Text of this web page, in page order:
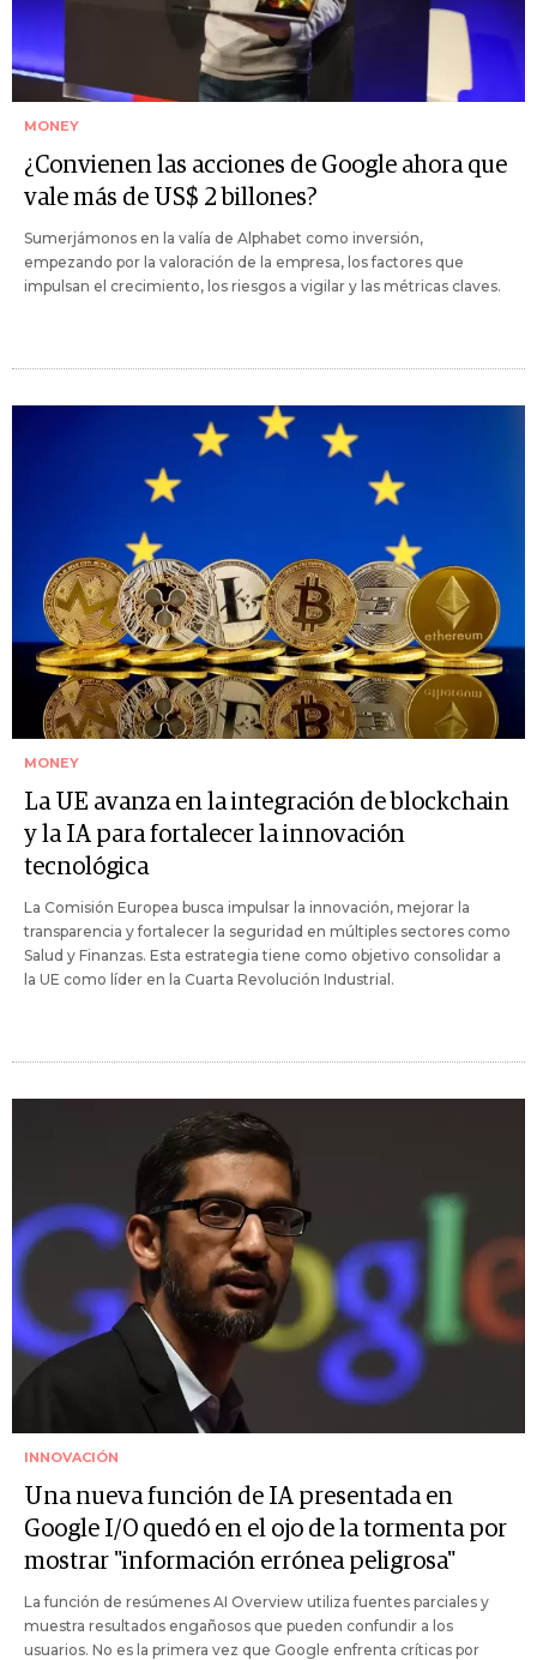
MONEY
¿Convienen las acciones de Google ahora que
vale más de US$ 2 billones?
Sumerjámonos en la valía de Alphabet como inversión,
empezando por la valoración de la empresa, los factores que
impulsan el crecimiento, los riesgos a vigilar y las métricas claves.
MONEY
La UE avanza en la integración de blockchain
y la IA para fortalecer la innovación
tecnológica
La Comisión Europea busca impulsar la innovación, mejorar la
transparencia y fortalecer la seguridad en múltiples sectores como
Salud y Finanzas. Esta estrategia tiene como objetivo consolidar a
la UE como líder en la Cuarta Revolución Industrial.
INNOVACIÓN
Una nueva función de IA presentada en
Google I/O quedó en el ojo de la tormenta por
mostrar "información errónea peligrosa"
La función de resúmenes AI Overview utiliza fuentes parciales y
muestra resultados engañosos que pueden confundir a los
usuarios. No es la primera vez que Google enfrenta críticas por